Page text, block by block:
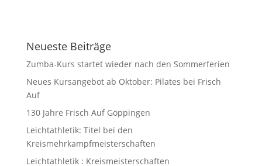
Neueste Beiträge
Zumba-Kurs startet wieder nach den Sommerferien
Neues Kursangebot ab Oktober: Pilates bei Frisch
Auf
130 Jahre Frisch Auf Göppingen
Leichtathletik: Titel bei den
Kreismehrkampfmeisterschaften
Leichtathletik : Kreismeisterschaften